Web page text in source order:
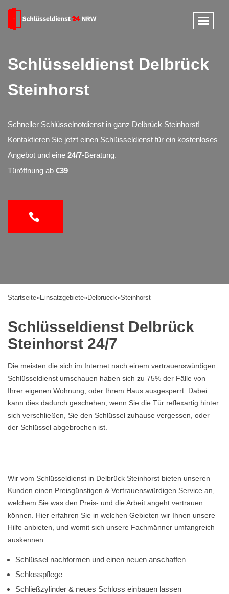
Schlüsseldienst Delbrück
Steinhorst
Schneller Schlüsselnotdienst in ganz Delbrück Steinhorst!
Kontaktieren Sie jetzt einen Schlüsseldienst für ein kostenloses
Angebot und eine 24/7-Beratung.
Türöffnung ab €39
Startseite»Einsatzgebiete»Delbrueck»Steinhorst
Schlüsseldienst Delbrück
Steinhorst 24/7
Die meisten die sich im Internet nach einem vertrauenswürdigen
Schlüsseldienst umschauen haben sich zu 75% der Fälle von
Ihrer eigenen Wohnung, oder Ihrem Haus ausgesperrt. Dabei
kann dies dadurch geschehen, wenn Sie die Tür reflexartig hinter
sich verschließen, Sie den Schlüssel zuhause vergessen, oder
der Schlüssel abgebrochen ist.
Wir vom Schlüsseldienst in Delbrück Steinhorst bieten unseren
Kunden einen Preisgünstigen & Vertrauenswürdigen Service an,
welchem Sie was den Preis- und die Arbeit angeht vertrauen
können. Hier erfahren Sie in welchen Gebieten wir Ihnen unsere
Hilfe anbieten, und womit sich unsere Fachmänner umfangreich
auskennen.
Schlüssel nachformen und einen neuen anschaffen
Schlosspflege
Schließzylinder & neues Schloss einbauen lassen